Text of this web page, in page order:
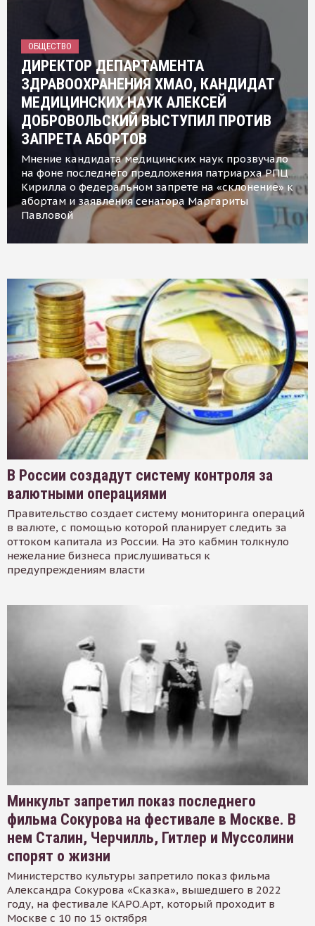
ОБЩЕСТВО
ДИРЕКТОР ДЕПАРТАМЕНТА
ЗДРАВООХРАНЕНИЯ ХМАО, КАНДИДАТ
МЕДИЦИНСКИХ НАУК АЛЕКСЕЙ
ДОБРОВОЛЬСКИЙ ВЫСТУПИЛ ПРОТИВ
ЗАПРЕТА АБОРТОВ
Мнение кандидата медицинских наук прозвучало
на фоне последнего предложения патриарха РПЦ
Кирилла о федеральном запрете на «склонение» к
абортам и заявления сенатора Маргариты
Павловой
В России создадут систему контроля за
валютными операциями
Правительство создает систему мониторинга операций
в валюте, с помощью которой планирует следить за
оттоком капитала из России. На это кабмин толкнуло
нежелание бизнеса прислушиваться к
предупреждениям власти
Минкульт запретил показ последнего
фильма Сокурова на фестивале в Москве. В
нем Сталин, Черчилль, Гитлер и Муссолини
спорят о жизни
Министерство культуры запретило показ фильма
Александра Сокурова «Сказка», вышедшего в 2022
году, на фестивале КАРО.Арт, который проходит в
Москве с 10 по 15 октября